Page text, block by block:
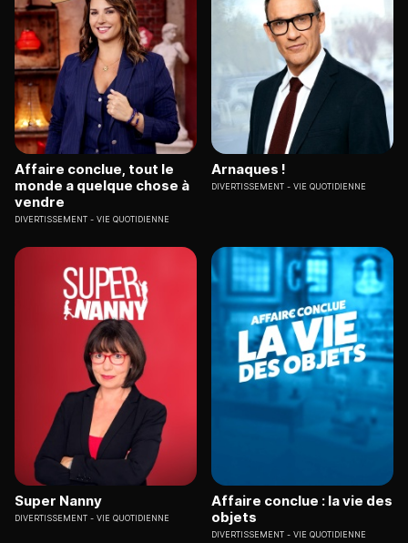
Affaire conclue, tout le
monde a quelque chose à
vendre
DIVERTISSEMENT VIE QUOTIDIENNE
Arnaques !
DIVERTISSEMENT VIE QUOTIDIENNE
Super Nanny
DIVERTISSEMENT VIE QUOTIDIENNE
Affaire conclue : la vie des
objets
DIVERTISSEMENT VIE QUOTIDIENNE